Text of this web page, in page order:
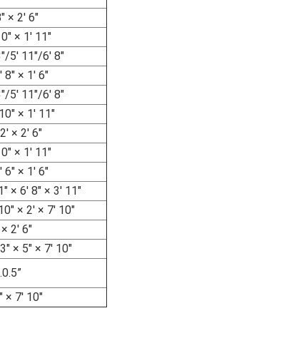
× 2' 6"
× 1' 11"
5' 11"/6' 8"
8" × 1' 6"
5' 11"/6' 8"
× 1' 11"
× 2' 6"
× 1' 11"
6" × 1' 6"
× 6' 8" × 3' 11"
× 2' × 7' 10"
2' 6"
× 5" × 7' 10"
× 7' 10"